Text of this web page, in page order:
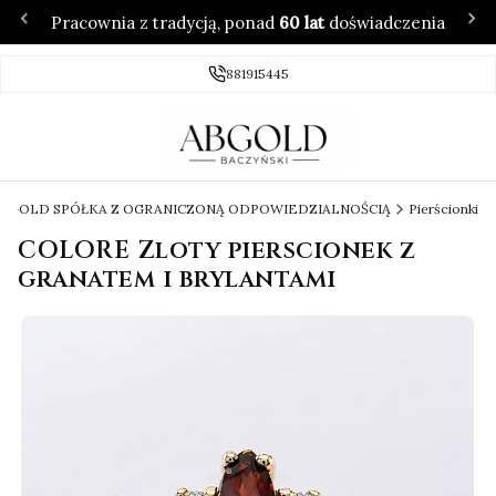
Pracownia z tradycją, ponad 60 latdoświadczenia
881915445
SPÓŁKA Z OGRANICZONĄ ODPOWIEDZIALNOŚCIĄ Pierścionki
COLORE Zloty pierscionek z
granatem i brylantami